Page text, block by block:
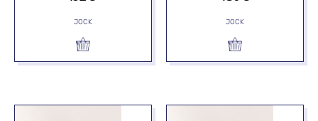
JOCK JOCK